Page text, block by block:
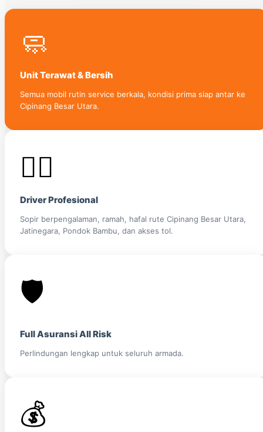
🧼
Unit Terawat & Bersih
Semua mobil rutin service berkala, kondisi prima siap antar ke
Cipinang Besar Utara.
👨‍✈️
Driver Profesional
Sopir berpengalaman, ramah, hafal rute Cipinang Besar Utara,
Jatinegara, Pondok Bambu, dan akses tol.
🛡️
Full Asuransi All Risk
Perlindungan lengkap untuk seluruh armada.
💰